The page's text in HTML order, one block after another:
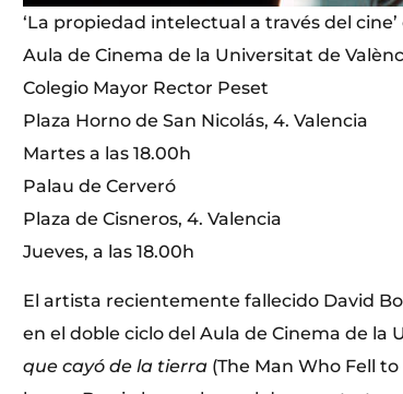
‘La propiedad intelectual a través del cine’
Aula de Cinema de la Universitat de
Colegio Mayor Rector Peset
Plaza Horno de San Nicolás, 4. Valencia
Martes a las 18.00h
Palau de Cerveró
Plaza de Cisneros, 4. Valencia
Jueves, a las 18.00h
El artista recientemente fallecido David
en el doble ciclo del Aula de Cinema de la
que cayó de la tierra (The Man Who Fell